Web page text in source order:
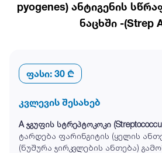
pyogenes) ანტიგენის
ნაცხში -(Strep
ფასი: 30 ₾
კვლევის შესახებ
A ჯგუფის სტრეპტოკოკი
ტარდება ფარინგიტის (ყელის
(ნუშურა ჯირკვლების ანთება)